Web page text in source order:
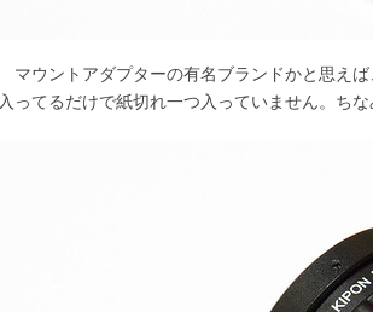
マウントアダプターの有名ブランドかと思え
入ってるだけで紙切れ一つ入っていません。ちな